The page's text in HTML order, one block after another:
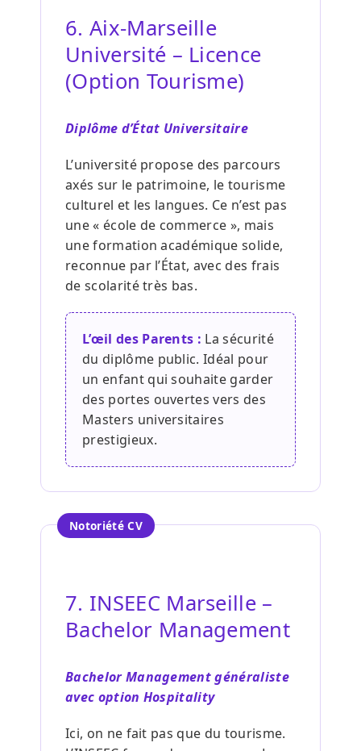
6. Aix-Marseille
Université – Licence
(Option Tourisme)
Diplôme d’État Universitaire
L’université propose des parcours
axés sur le patrimoine, le tourisme
culturel et les langues. Ce n’est pas
une « école de commerce », mais
une formation académique solide,
reconnue par l’État, avec des frais
de scolarité très bas.
L’œil des Parents : La sécurité
du diplôme public. Idéal pour
un enfant qui souhaite garder
des portes ouvertes vers des
Masters universitaires
prestigieux.
Notoriété CV
7. INSEEC Marseille –
Bachelor Management
Bachelor Management généraliste
avec option Hospitality
Ici, on ne fait pas que du tourisme.